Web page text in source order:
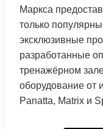
Маркса
только
эксклюзивные
разработанные
тренажёрном
оборудование от
Panatta, Matrix и